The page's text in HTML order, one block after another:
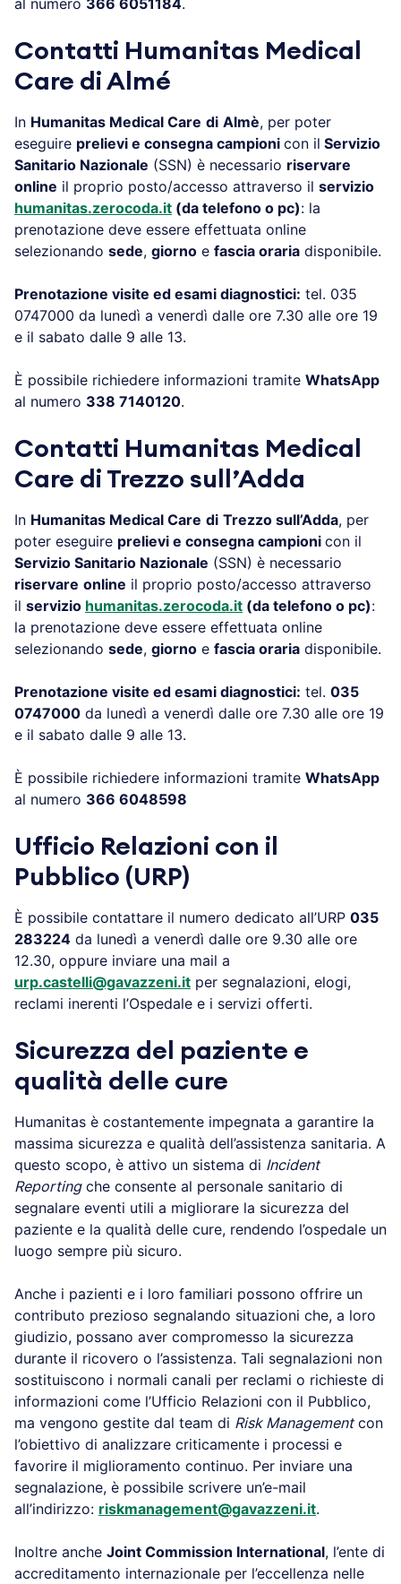
Contatti Humanitas Medical
Care di Almé
In Humanitas Medical Care di Almè, per poter
eseguire prelievi e consegna campioni con il Servizio
Sanitario Nazionale (SSN) è necessario riservare
online il proprio posto/accesso attraverso il servizio
humanitas.zerocoda.it (da telefono o pc): la
prenotazione deve essere effettuata online
selezionando sede, giorno e fascia oraria disponibile.
Prenotazione visite ed esami diagnostici: tel. 035
0747000 da lunedì a venerdì dalle ore 7.30 alle ore 19
e il sabato dalle 9 alle 13.
È possibile richiedere informazioni tramite WhatsApp
al numero 338 7140120.
Contatti Humanitas Medical
Care di Trezzo sull’Adda
In Humanitas Medical Care di Trezzo sull’Adda, per
poter eseguire prelievi e consegna campioni con il
Servizio Sanitario Nazionale (SSN) è necessario
riservare online il proprio posto/accesso attraverso
il servizio humanitas.zerocoda.it (da telefono o pc):
la prenotazione deve essere effettuata online
selezionando sede, giorno e fascia oraria disponibile.
Prenotazione visite ed esami diagnostici: tel. 035
0747000 da lunedì a venerdì dalle ore 7.30 alle ore 19
e il sabato dalle 9 alle 13.
È possibile richiedere informazioni tramite WhatsApp
al numero 366 6048598
Ufficio Relazioni con il
Pubblico (URP)
È possibile contattare il numero dedicato all’URP 035
283224 da lunedì a venerdì dalle ore 9.30 alle ore
12.30, oppure inviare una mail a
urp.castelli@gavazzeni.it per segnalazioni, elogi,
reclami inerenti l’Ospedale e i servizi offerti.
Sicurezza del paziente e
qualità delle cure
Humanitas è costantemente impegnata a garantire la
massima sicurezza e qualità dell’assistenza sanitaria. A
questo scopo, è attivo un sistema di Incident
Reportingche consente al personale sanitario di
segnalare eventi utili a migliorare la sicurezza del
paziente e la qualità delle cure, rendendo l’ospedale un
luogo sempre più sicuro.
Anche i pazienti e i loro familiari possono offrire un
contributo prezioso segnalando situazioni che, a loro
giudizio, possano aver compromesso la sicurezza
durante il ricovero o l’assistenza. Tali segnalazioni non
sostituiscono i normali canali per reclami o richieste di
informazioni come l’Ufficio Relazioni con il Pubblico,
ma vengono gestite dal team di Risk Managementcon
l’obiettivo di analizzare criticamente i processi e
favorire il miglioramento continuo. Per inviare una
segnalazione, è possibile scrivere un’e-mail
all’indirizzo: riskmanagement@gavazzeni.it.
Inoltre anche Joint Commission International, l’ente di
accreditamento internazionale per l’eccellenza nelle